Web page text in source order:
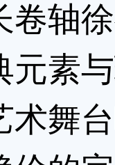
卷轴
元素
术舞